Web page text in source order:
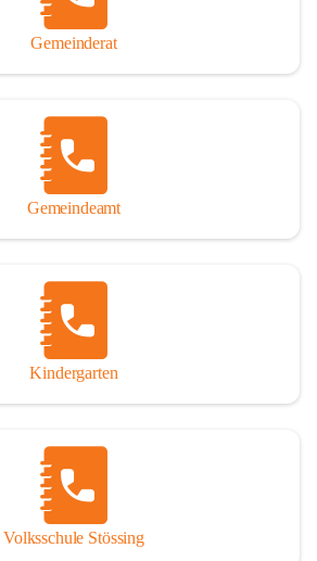
Gemeinderat
Gemeindeamt
Kindergarten
Volksschule Stössing